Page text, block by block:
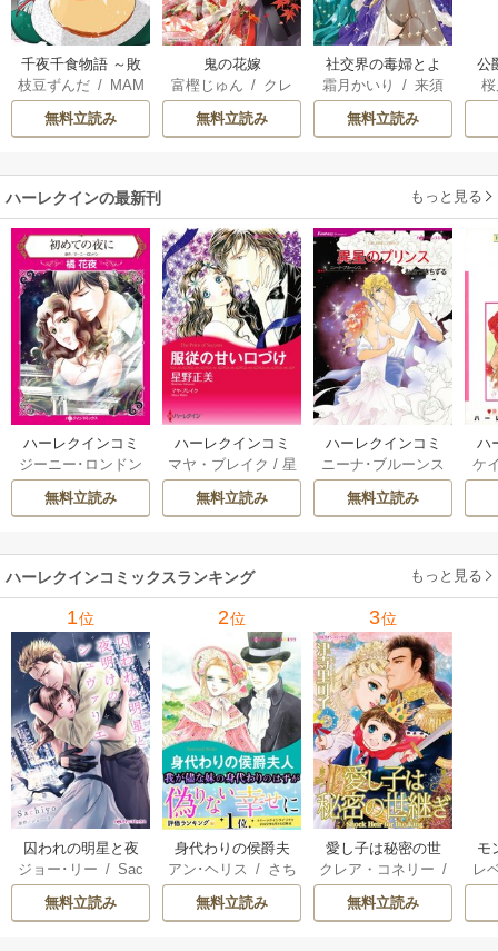
千夜千食物語 ～敗
国の姫ですが氷の
皇子殿下がどうも
溺愛してくれてい
枝豆ずんだ/ MAM
AKOTO/鴉羽凛燈
無料立読み
鬼の花嫁
富樫じゅん / クレ
ハ
無料立読み
社交界の毒婦とよ
ばれる私～素敵な
辺境伯令息に腕を
折られたので、責
す～
霜月かいり /来須
みかん
無料立読み
公
は
ハーレクインの最新刊 もっと見る
ハーレクインコミ
ックス セット 202
6年 vol.1064 1巻
ジーニー･ロンドン
橘花夜/ メアリ
ー･ライアンズ
ーガン/星合操/ア
ン･ウィール/ 津寺
里可子
無料立読み
ハーレクインコミ
ックス セット 202
6年 vol.1002 1巻
マヤ・ブレイク / 星
野正美/ ヘレン･ブ
ルックス/のわきね
ウェイ/一重夕子
無料立読み
ハーレクインコミ
ックス セット 202
6年 vol.1063 1巻
ニーナ･ブルーンス
おおつきちずる
レベッカ･ヨーク
ーディ/海野みつる
サラ･ウッド/流
水凛子
無料立読み
ハ
ッ
ケ
ザ
ハーレクインコミックスランキング もっと見る
1位
囚われの明星と夜
明けのシュヴァリ
エ
ジョー･リー /Sac
hiyo
無料立読み
2位
身代わりの侯爵夫
人
アン･ヘリス / さち
みりほ
無料立読み
3位
愛し子は秘密の世
継ぎ
クレア・コネリー /
津寺里可子
無料立読み
モ
結
レ